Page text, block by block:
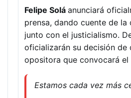
Felipe Solá anunciará
prensa, dando cuente de
junto con el justicialismo.
oficializarán su decisión
opositora que convocará
Estamos cada vez más